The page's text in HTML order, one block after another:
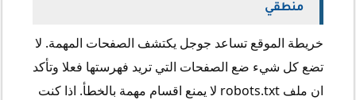
منطقي
خريطة الموقع تساعد جوجل يكتشف الصفحات المهمة. لا
تضع كل شيء ضع الصفحات التي تريد فهرستها فعلا وتأكد
ان ملف robots.txt لا يمنع اقسام مهمة بالخطأ. اذا كنت